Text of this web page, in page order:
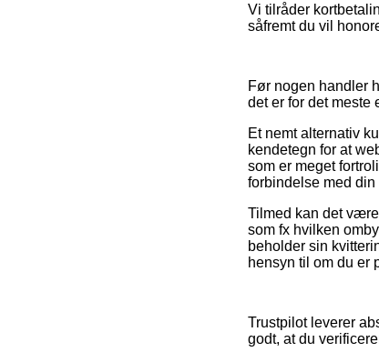
Vi tilråder
såfremt du vil
Før nogen handler
det er for det meste
Et nemt alternativ
kendetegn for at
som er meget
forbindelse med din
Tilmed kan det
som fx hvilken
beholder sin
hensyn til om du er
Trustpilot leverer
godt, at du